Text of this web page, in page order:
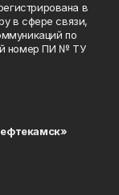
в
в сфере связи,
по
номер ПИ № ТУ